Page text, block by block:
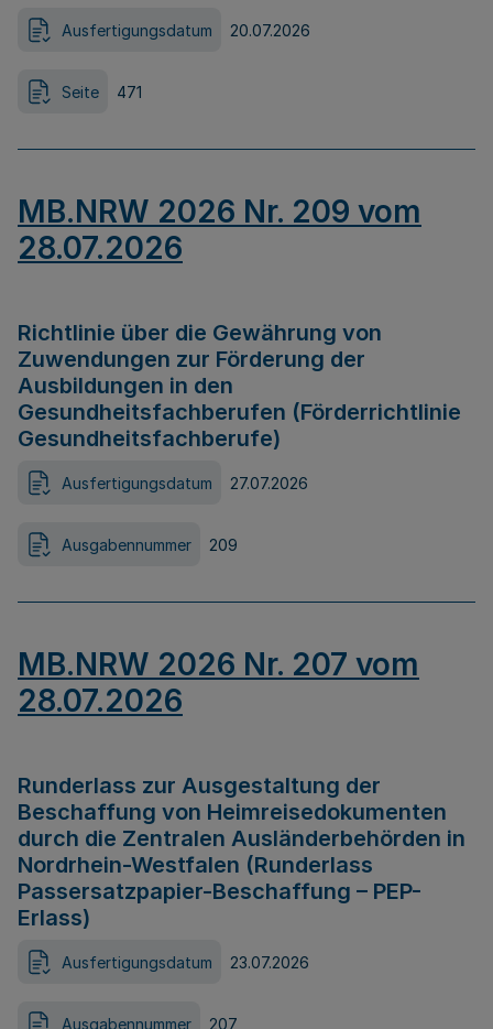
Ausfertigungsdatum 20.07.2026
Seite 471
MB.NRW 2026 Nr. 209 vom
28.07.2026
Richtlinie über die Gewährung von
Zuwendungen zur Förderung der
Ausbildungen in den
Gesundheitsfachberufen (Förderrichtlinie
Gesundheitsfachberufe)
Ausfertigungsdatum 27.07.2026
Ausgabennummer 209
MB.NRW 2026 Nr. 207 vom
28.07.2026
Runderlass zur Ausgestaltung der
Beschaffung von Heimreisedokumenten
durch die Zentralen Ausländerbehörden in
Nordrhein-Westfalen (Runderlass
Passersatzpapier-Beschaffung – PEP-
Erlass)
Ausfertigungsdatum 23.07.2026
Ausgabennummer 207